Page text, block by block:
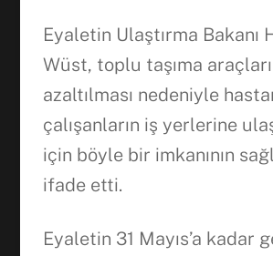
Eyaletin Ulaştırma Bakanı
Wüst, toplu taşıma
azaltılması nedeniyle
çalışanların iş yerlerine
için böyle bir imkanının
ifade etti.
Eyaletin 31 Mayıs’a kadar